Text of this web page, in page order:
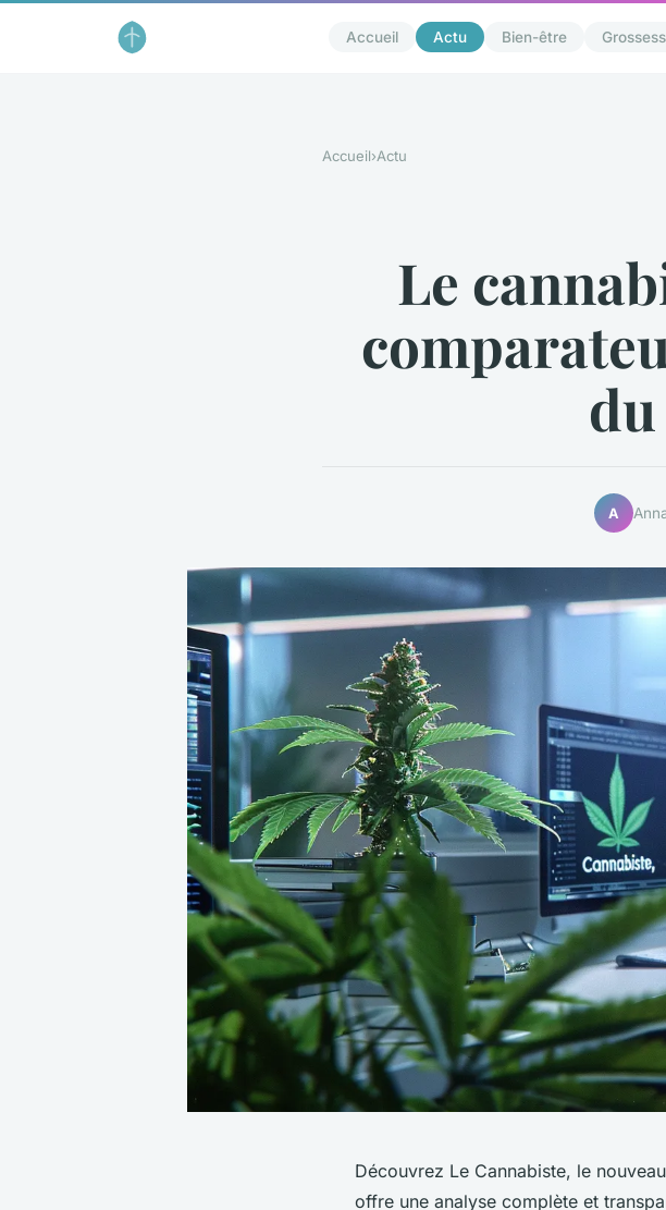
Accueil Actu Bien-être
Accueil›Actu
Le
A
Découvrez Le Cannabiste, le
offre une analyse complète et